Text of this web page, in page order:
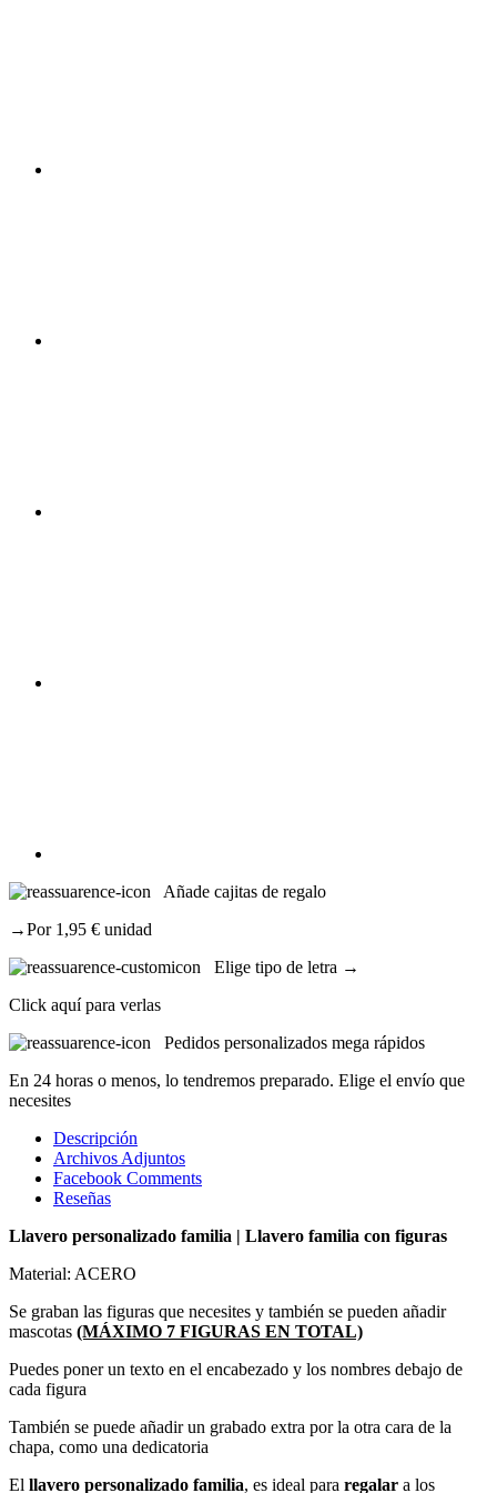
Añade cajitas de regalo
→Por 1,95 € unidad
Elige tipo de letra →
Click aquí para verlas
Pedidos personalizados mega rápidos
En 24 horas o menos, lo tendremos preparado. Elige el envío que
necesites
Descripción
Archivos Adjuntos
Facebook Comments
Reseñas
Llavero personalizado familia | Llavero familia con figuras
Material: ACERO
Se graban las figuras que necesites y también se pueden añadir
mascotas (MÁXIMO 7 FIGURAS EN TOTAL)
Puedes poner un texto en el encabezado y los nombres debajo de
cada figura
También se puede añadir un grabado extra por la otra cara de la
chapa, como una dedicatoria
El llavero personalizado familia, es ideal para regalar a los